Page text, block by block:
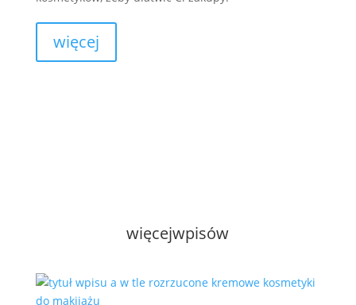
więcej
więcejwpisów